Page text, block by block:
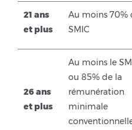
21 ans
et plus
Au moins 70%
SMIC
26 ans
et plus
Au moins le
ou 85% de la
rémunération
minimale